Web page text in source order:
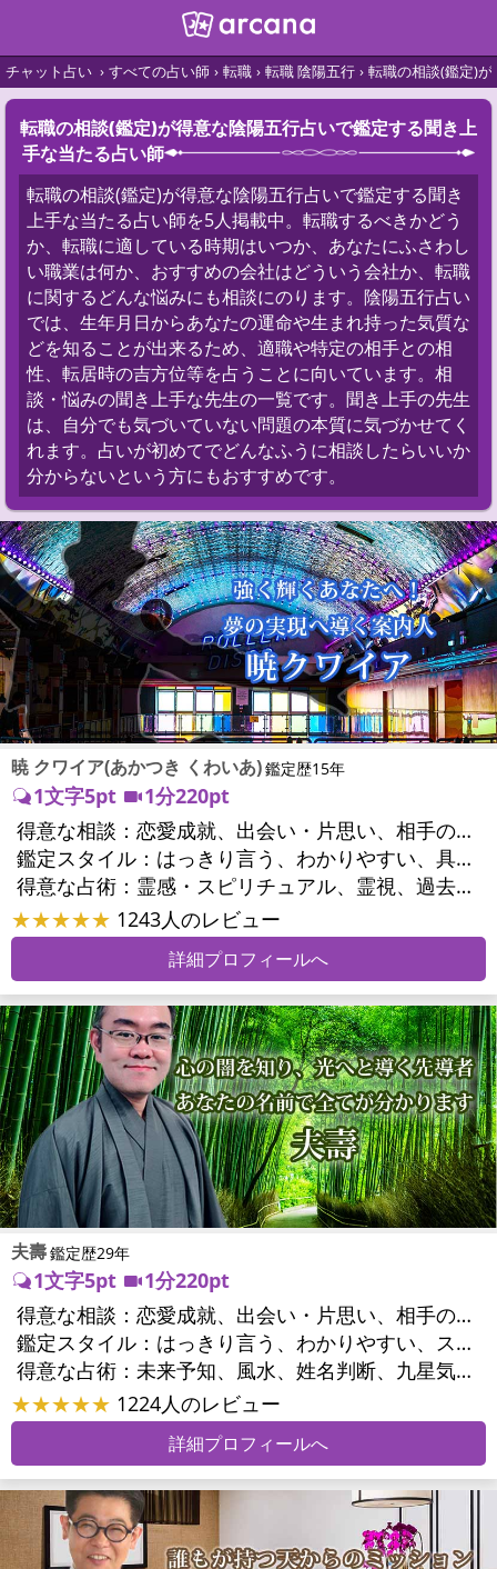
チャット占い すべての占い師 転職 転職 陰陽五行 転職の相談(鑑定)
転職の相談(鑑定)が得意な陰陽五行占いで鑑定する聞き上
手な当たる占い師
転職の相談(鑑定)が得意な陰陽五行占いで鑑定する聞き
上手な当たる占い師を5人掲載中。転職するべきかどう
か、転職に適している時期はいつか、あなたにふさわし
い職業は何か、おすすめの会社はどういう会社か、転職
に関するどんな悩みにも相談にのります。陰陽五行占い
では、生年月日からあなたの運命や生まれ持った気質な
どを知ることが出来るため、適職や特定の相手との相
性、転居時の吉方位等を占うことに向いています。相
談・悩みの聞き上手な先生の一覧です。聞き上手の先生
は、自分でも気づいていない問題の本質に気づかせてく
れます。占いが初めてでどんなふうに相談したらいいか
分からないという方にもおすすめです。
暁 クワイア(あかつき くわいあ)鑑定歴15年
1文字5pt
1分220pt
得意な相談：
恋愛成就、出会い・片思い、相手の気持ち、相性、結婚、男心・女心、二人の今後、複雑な恋愛、三角関係、略奪愛、浮気、不倫、離婚、人間関係、職場の人間関係、対人関係、仕事運、適職、天職、転職、進路、就職、人生全般、使命、人事、開業、廃業、夢、目標、ビジネスチャンス、ビジネスパートナー、家族関係、夫婦関係、家庭問題、夫婦問題、精神問題、ストレス、人生相談、ご先祖様、守護霊様、お墓参り、魂の本質、前世、来世、ペットの気持ち、引越し・転居、方位、健康運、金運
鑑定スタイル：
はっきり言う、わかりやすい、具体的、納得感、情報量が多い、友達のように相談できる、聞き上手、とても話しやすい、じっくり聞いてくれる、愛にあふれ温かい、勇気をくれる、前向き・元気になれる、実力派
得意な占術：
霊感・スピリチュアル、霊視、過去視、前世・来世、オーラ、ソウルメイト、ペットの気持ち、タロット、オラクルカード、姓名判断、四柱推命、占星術、数秘術、カラー診断、陰陽五行、人相(顔相)、カウンセリング、オリジナル占術
★★★★★ 1243人のレビュー
詳細プロフィールへ
夫壽鑑定歴29年
1文字5pt
1分220pt
得意な相談：
恋愛成就、出会い・片思い、相手の気持ち、相性、縁結び、結婚、男心・女心、二人の今後、複雑な恋愛、三角関係、略奪愛、浮気、不倫、復活愛、復縁、離婚、同性愛・LGBT、人間関係、職場の人間関係、対人関係、仕事運、適職、転職、進路、人生全般、人事、開業、廃業、目標、家族関係、夫婦関係、家庭問題、夫婦問題、親族問題、育児・子育て、シングルマザー、引越し・転居、方位、開運指導、健康運、金運
鑑定スタイル：
はっきり言う、わかりやすい、スピード鑑定、簡潔、具体的、的確、納得感、情報量が多い、友達のように相談できる、聞き上手、とても話しやすい、じっくり聞いてくれる、愛にあふれ温かい、深く濃厚、勇気をくれる、前向き・元気になれる、実力派
得意な占術：
未来予知、風水、姓名判断、九星気学、占星術、数秘術、陰陽五行、手相、カウンセリング、オリジナル占術
★★★★★ 1224人のレビュー
詳細プロフィールへ